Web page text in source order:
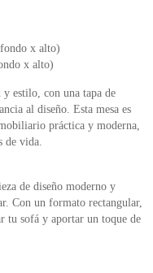
x alto)
x alto)
estilo, con una tapa de
al diseño. Esta mesa es
práctica y moderna,
de vida.
de diseño moderno y
Con un formato rectangular,
tu sofá y aportar un toque de